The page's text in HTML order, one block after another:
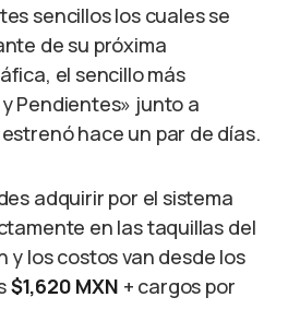
sencillos los cuales se
de su próxima
el sencillo más
Pendientes» junto a
hace un par de días.
adquirir por el sistema
en las taquillas del
los costos van desde los
$1,620 MXN + cargos por